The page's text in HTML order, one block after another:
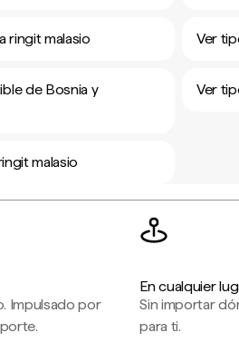
ringit malasio Ver
de Bosnia y
Ver
malasio
Impulsado por
En cualquier
Sin importar
para ti.